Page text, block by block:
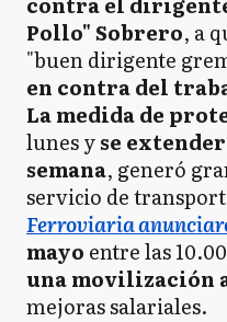
Pollo" Sobrero, a
"buen dirigente
en contra del
La medida de
lunes yse
semana, generó
servicio de
Ferroviaria
mayo entre las
una movilización
mejoras salariales.